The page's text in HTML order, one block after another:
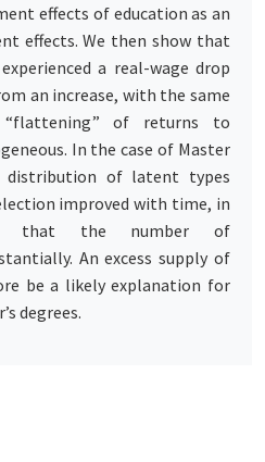
effects of education as an
effects. We then show that
a real-wage drop
an increase, with the same
“flattening” of returns to
In the case of Master
distribution of latent types
improved with time, in
the number of
An excess supply of
be a likely explanation for
degrees.